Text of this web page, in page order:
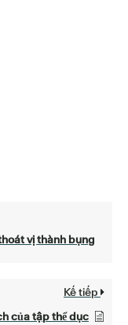
vị thành bụng
Kế tiếp
của tập thể dục